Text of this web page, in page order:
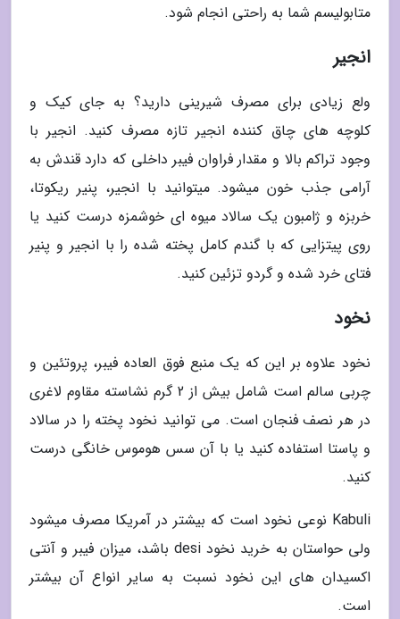
متابولیسم شما به راحتی انجام شود.
انجیر
ولع زیادی برای مصرف شیرینی دارید؟ به جای کیک و
کلوچه های چاق کننده انجیر تازه مصرف کنید. انجیر با
وجود تراکم بالا و مقدار فراوان فیبر داخلی که دارد قندش به
آرامی جذب خون میشود. میتوانید با انجیر، پنیر ریکوتا،
خربزه و ژامبون یک سالاد میوه ای خوشمزه درست کنید یا
روی پیتزایی که با گندم کامل پخته شده را با انجیر و پنیر
فتای خرد شده و گردو تزئین کنید.
نخود
نخود علاوه بر این که یک منبع فوق العاده فیبر، پروتئین و
چربی سالم است شامل بیش از 2 گرم نشاسته مقاوم لاغری
در هر نصف فنجان است. می توانید نخود پخته را در سالاد
و پاستا استفاده کنید یا با آن سس هوموس خانگی درست
کنید.
Kabuli نوعی نخود است که بیشتر در آمریکا مصرف میشود
ولی حواستان به خرید نخود desi باشد، میزان فیبر و آنتی
اکسیدان های این نخود نسبت به سایر انواع آن بیشتر
است.